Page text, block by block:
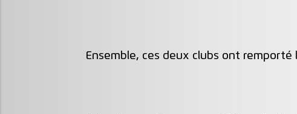
Ensemble, ces deux clubs ont remporté